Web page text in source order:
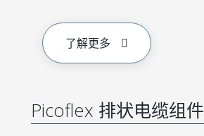
了解更多
Picoflex 排状电缆组件